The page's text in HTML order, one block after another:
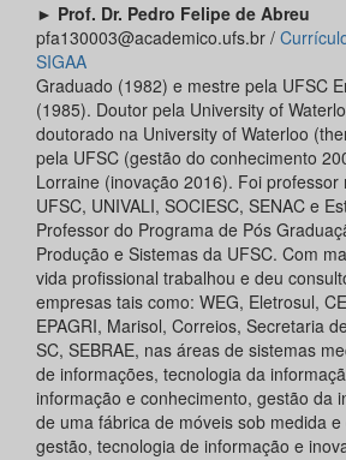
► Prof. Dr. Pedro Felipe de Abreu
pfa130003@academico.ufs.br /
SIGAA
Graduado (1982) e mestre pela UFSC
(1985). Doutor pela University of
doutorado na University of Waterloo
pela UFSC (gestão do conhecimento
Lorraine (inovação 2016). Foi
UFSC, UNIVALI, SOCIESC, SENAC e
Professor do Programa de Pós
Produção e Sistemas da UFSC. Com
vida profissional trabalhou e deu
empresas tais como: WEG, Eletrosul,
EPAGRI, Marisol, Correios, Secretaria
SC, SEBRAE, nas áreas de sistemas
de informações, tecnologia da
informação e conhecimento, gestão da
de uma fábrica de móveis sob medida
gestão, tecnologia de informação e